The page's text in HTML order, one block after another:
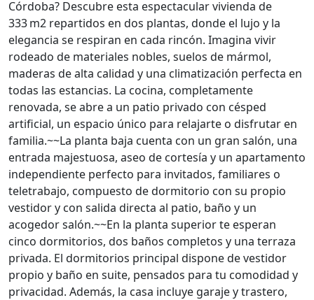
Córdoba? Descubre esta espectacular vivienda de
333 m2 repartidos en dos plantas, donde el lujo y la
elegancia se respiran en cada rincón. Imagina vivir
rodeado de materiales nobles, suelos de mármol,
maderas de alta calidad y una climatización perfecta en
todas las estancias. La cocina, completamente
renovada, se abre a un patio privado con césped
artificial, un espacio único para relajarte o disfrutar en
familia.~~La planta baja cuenta con un gran salón, una
entrada majestuosa, aseo de cortesía y un apartamento
independiente perfecto para invitados, familiares o
teletrabajo, compuesto de dormitorio con su propio
vestidor y con salida directa al patio, baño y un
acogedor salón.~~En la planta superior te esperan
cinco dormitorios, dos baños completos y una terraza
privada. El dormitorios principal dispone de vestidor
propio y baño en suite, pensados para tu comodidad y
privacidad. Además, la casa incluye garaje y trastero,